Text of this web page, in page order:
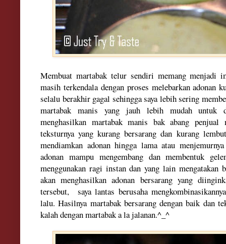
Membuat martabak telur sendiri memang menjadi
masih terkendala dengan proses melebarkan adonan
selalu berakhir gagal sehingga saya lebih sering
martabak manis yang jauh lebih mudah untuk
menghasilkan martabak manis bak abang
teksturnya yang kurang bersarang dan kurang
mendiamkan adonan hingga lama atau
adonan mampu mengembang dan membentuk
menggunakan ragi instan dan yang lain mengatakan
akan menghasilkan adonan bersarang yang
tersebut, saya lantas berusaha
lalu. Hasilnya martabak bersarang dengan baik dan
kalah dengan martabak a la jalanan.^_^